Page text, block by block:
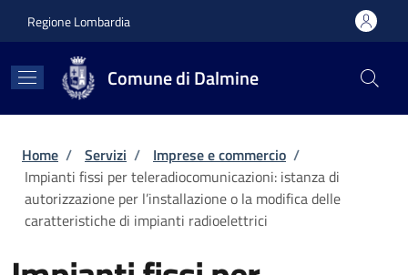
Regione Lombardia
Comune di Dalmine
Briciole di pane
Home / Servizi / Imprese e commercio /
Impianti fissi per teleradiocomunicazioni: istanza di
autorizzazione per l’installazione o la modifica delle
caratteristiche di impianti radioelettrici